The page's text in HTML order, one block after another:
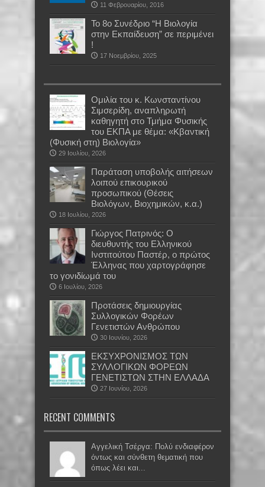
11 Φεβρουαρίου, 2016
Το 8ο Συνέδριο “Η Βιολογία
στην Εκπαίδευση” σε περιμένει
!
17 Νοεμβρίου, 2025
Oμιλία του κ. Κωνσταντίνου
Σιμσερίδη, αναπληρωτή
καθηγητή στο Τμήμα Φυσικής
του ΕΚΠΑ με θέμα: «Κβαντική
(Φυσική στη) Βιολογία»
29 Ιουλίου, 2026
Παράταση υποβολής αιτήσεων
λοιπού επικουρικού
προσωπικού (Θέσεις
Βιολόγων, Βιοχημικών, κ.α.)
18 Ιουλίου, 2026
Γιώργος Πατρινός: Ο
διευθυντής του Ελληνικού
Ινστιτούτου Παστέρ, ο πρώτος
Έλληνας που χαρτογράφησε
το γονιδίωμά του
6 Ιουλίου, 2026
Προτάσεις δημιουργίας
Συλλογικών Φορέων
Γενετιστών Ανθρώπου
30 Ιουνίου, 2026
EKΣΥΧΡΟΝΙΣΜΟΣ ΤΩΝ
ΣΥΛΛΟΓΙΚΩΝ ΦΟΡΕΩΝ
ΓΕΝΕΤΙΣΤΩΝ ΣΤΗΝ ΕΛΛΑΔΑ
27 Ιουνίου, 2026
RECENT COMMENTS
Αγγελική Τσέργα: Πολύ ενδιαφέρον
όντως και σύνθετη θεματική που
όπως λέει και...